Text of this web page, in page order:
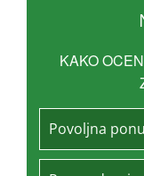
KAKO
Povoljna